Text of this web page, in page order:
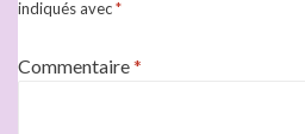
indiqués avec*
Commentaire*